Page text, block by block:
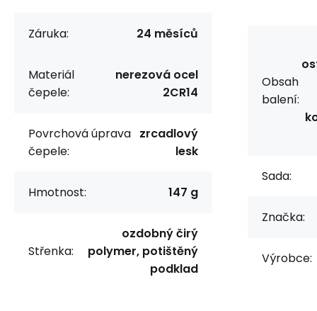
Záruka: 24 měsíců
Materiál
čepele:
nerezová ocel
2CR14
Povrchová úprava
čepele:
zrcadlový
lesk
Hmotnost: 147 g
Střenka:
ozdobný čirý
polymer, potištěný
podklad
Obsah
balení:
Sada:
Značka:
Výrobce: